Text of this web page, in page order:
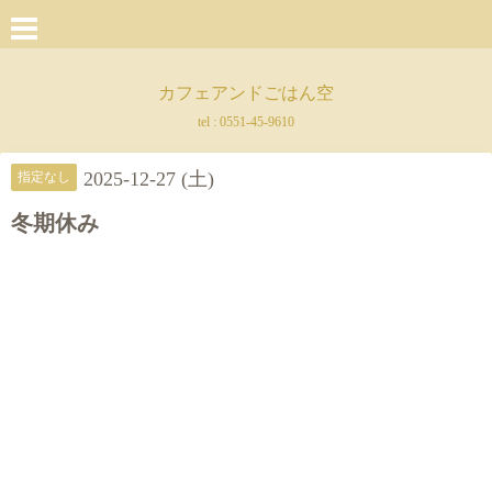
カフェアンドごはん空
tel : 0551-45-9610
指定なし 2025-12-27 (土)
冬期休み